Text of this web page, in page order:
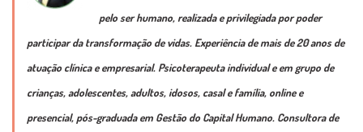
pelo ser humano, realizada e privilegiada por poder
participar da transformação de vidas. Experiência de mais de 20 anos de
atuação clínica e empresarial. Psicoterapeuta individual e em grupo de
crianças, adolescentes, adultos, idosos, casal e família, online e
presencial, pós-graduada em Gestão do Capital Humano. Consultora de